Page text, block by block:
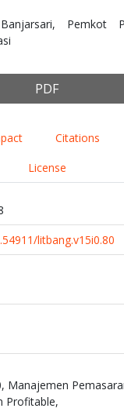
Pemkot
PDF
Citations
License
litbang.v15i0.80
Manajemen
Profitable,